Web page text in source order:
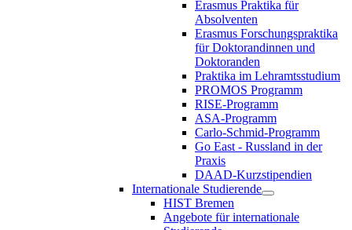
Erasmus Praktika für
Absolventen
Erasmus Forschungspraktika
für Doktorandinnen und
Doktoranden
Praktika im Lehramtsstudium
PROMOS Programm
RISE-Programm
ASA-Programm
Carlo-Schmid-Programm
Go East - Russland in der
Praxis
DAAD-Kurzstipendien
Internationale Studierende
HIST Bremen
Angebote für internationale